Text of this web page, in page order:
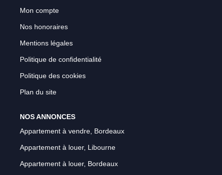
Mon compte
Nos honoraires
Mentions légales
Politique de confidentialité
Politique des cookies
Plan du site
NOS ANNONCES
Appartement à vendre, Bordeaux
Appartement à louer, Libourne
Appartement à louer, Bordeaux